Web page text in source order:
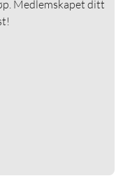
Medlemskapet ditt